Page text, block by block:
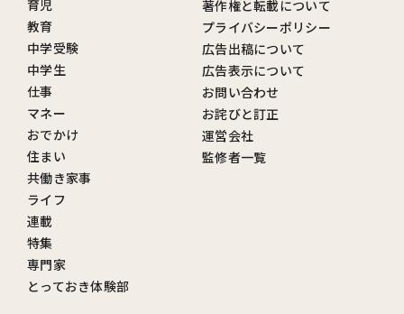
育児
教育
中学受験
中学生
仕事
マネー
おでかけ
住まい
共働き家事
ライフ
連載
特集
専門家
とっておき体験部
著作権と転載について
プライバシーポリシー
広告出稿について
広告表示について
お問い合わせ
お詫びと訂正
運営会社
監修者一覧